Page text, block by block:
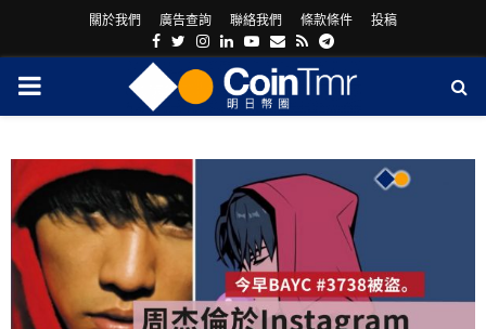
關於我們 廣告查詢 聯絡我們 條款條件 投稿
Facebook
Twitter
Instagram
LinkedinYoutube
Email
RssTelegram
PRIMARY